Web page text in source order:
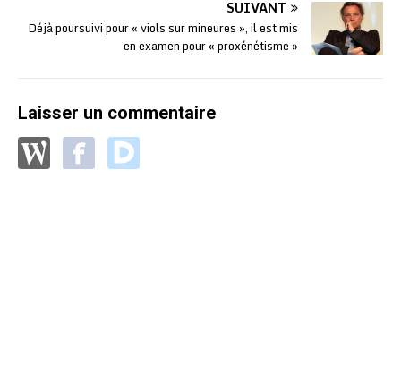
SUIVANT
Déjà poursuivi pour « viols sur mineures », il est mis
en examen pour « proxénétisme »
Laisser un commentaire